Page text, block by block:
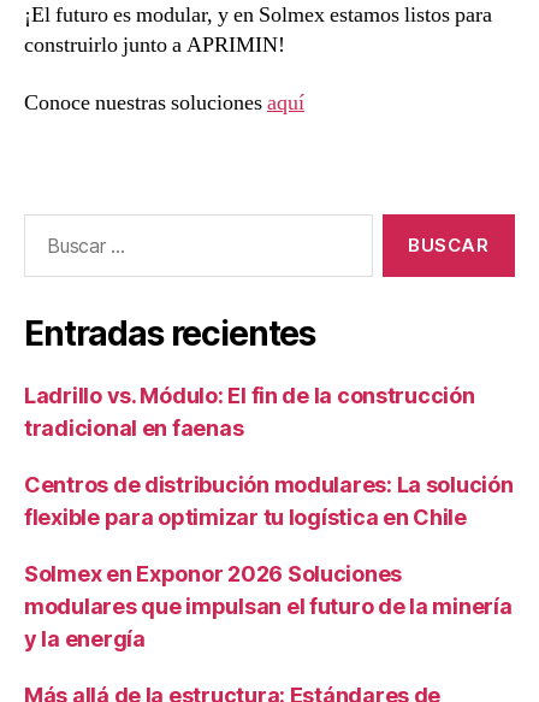
¡El futuro es modular, y en Solmex estamos listos para
construirlo junto a APRIMIN!
Conoce nuestras solucionesaquí
Entradas recientes
Ladrillo vs. Módulo: El fin de la construcción
tradicional en faenas
Centros de distribución modulares: La solución
flexible para optimizar tu logística en Chile
Solmex en Exponor 2026 Soluciones
modulares que impulsan el futuro de la minería
y la energía
Más allá de la estructura: Estándares de